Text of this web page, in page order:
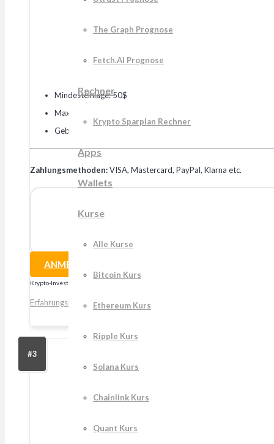
The Graph Prognose
Fetch.AI Prognose
Rechner
Krypto Sparplan Rechner
Apps
Wallets
Kurse
Alle Kurse
Bitcoin Kurs
Ethereum Kurs
Ripple Kurs
Solana Kurs
Chainlink Kurs
Quant Kurs
Mindesteinlage: 50$
Max. Hebel: 1:30
Gebühren: 1%
Zahlungsmethoden:VISA, Mastercard, PayPal, Klarna etc.
ANMELDEN
Krypto-Investitionen werden von eToro (Europe) Ltd. angeboten und die Verwahrung
Erfahrungsbericht
#3